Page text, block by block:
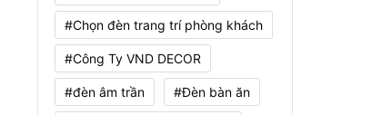
#Chọn đèn trang trí phòng khách
#Công Ty VND DECOR
#đèn âm trần #Đèn bàn ăn